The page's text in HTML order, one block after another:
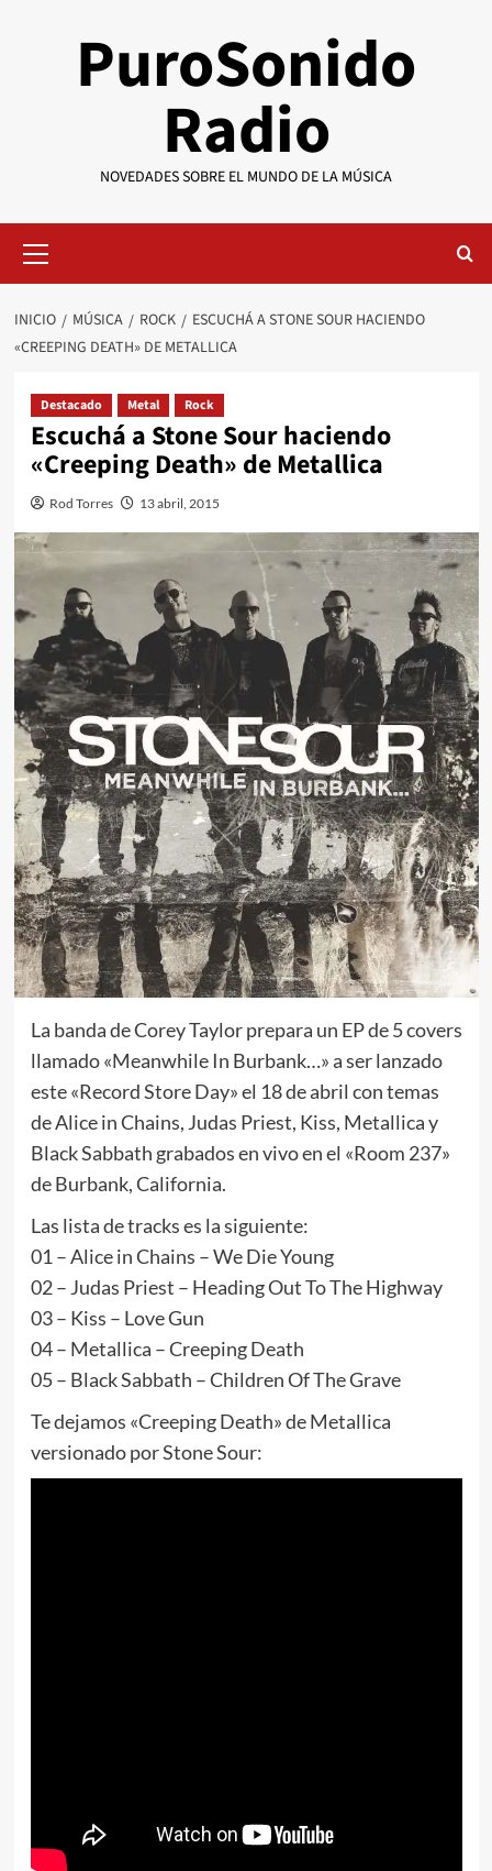
PuroSonido
Radio
NOVEDADES SOBRE EL MUNDO DE LA MÚSICA
primario
INICIO MÚSICA ROCK
ESCUCHÁ A STONE SOUR HACIENDO
«CREEPING DEATH» DE METALLICA
Destacado Metal Rock
Escuchá a Stone Sour haciendo
«Creeping Death» de Metallica
Rod Torres 13 abril, 2015
La banda de Corey Taylor prepara un EP de 5 covers
llamado «Meanwhile In Burbank…» a ser lanzado
este «Record Store Day» el 18 de abril con temas
de Alice in Chains, Judas Priest, Kiss, Metallica y
Black Sabbath grabados en vivo en el «Room 237»
de Burbank, California.
Las lista de tracks es la siguiente:
01 – Alice in Chains – We Die Young
02 – Judas Priest – Heading Out To The Highway
03 – Kiss – Love Gun
04 – Metallica – Creeping Death
05 – Black Sabbath – Children Of The Grave
Te dejamos «Creeping Death» de Metallica
versionado por Stone Sour: